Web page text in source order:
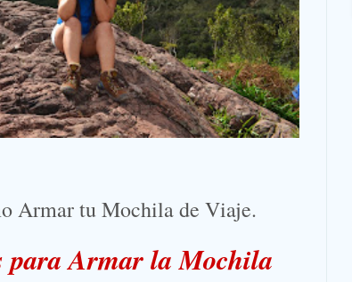
Armar tu Mochila de Viaje.
para Armar la Mochila